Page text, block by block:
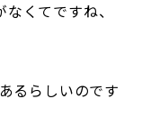
くてですね、
るらしいのです